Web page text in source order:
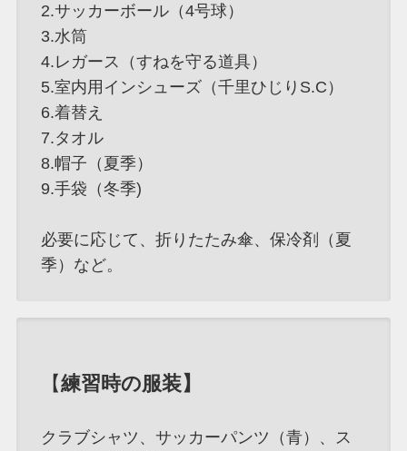
2.サッカーボール（4号球）
3.水筒
4.レガース（すねを守る道具）
5.室内用インシューズ（千里ひじりS.C）
6.着替え
7.タオル
8.帽子（夏季）
9.手袋（冬季)
必要に応じて、折りたたみ傘、保冷剤（夏
季）など。
【練習時の服装】
クラブシャツ、サッカーパンツ（青）、ス